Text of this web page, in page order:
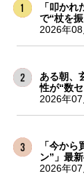
「叩か
で“杖を
2026年
ある朝、
性が“数
2026年
「今か
ン”」最
2026年